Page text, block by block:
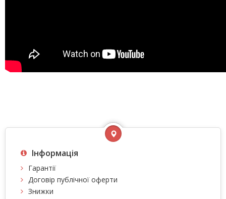
Інформація
Гарантії
Договір публічної оферти
Знижки